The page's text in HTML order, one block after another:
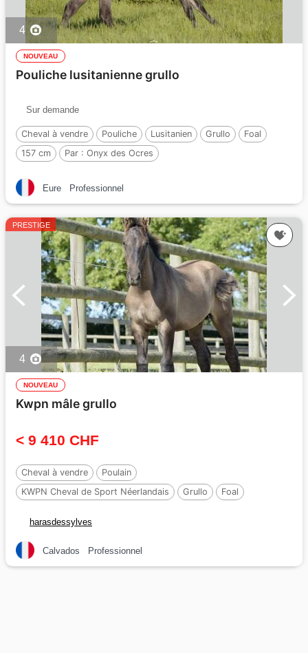
4
NOUVEAU
Pouliche lusitanienne grullo
Sur demande
Cheval à vendre Pouliche Lusitanien Grullo
Foal
157 cm
Par : Onyx des Ocres
Eure Professionnel
PRESTIGE
4
NOUVEAU
Kwpn mâle grullo
< 9 410 CHF
Cheval à vendre
Poulain
KWPN Cheval de Sport Néerlandais
Grullo Foal
harasdessylves
Calvados Professionnel